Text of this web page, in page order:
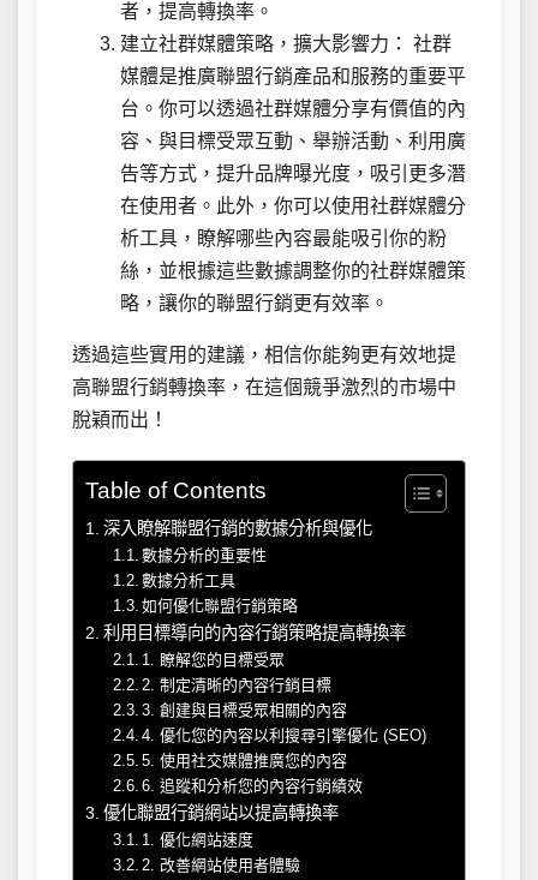
者，提高轉換率。
建立社群媒體策略，擴大影響力： 社群
媒體是推廣聯盟行銷產品和服務的重要平
台。你可以透過社群媒體分享有價值的內
容、與目標受眾互動、舉辦活動、利用廣
告等方式，提升品牌曝光度，吸引更多潛
在使用者。此外，你可以使用社群媒體分
析工具，瞭解哪些內容最能吸引你的粉
絲，並根據這些數據調整你的社群媒體策
略，讓你的聯盟行銷更有效率。
透過這些實用的建議，相信你能夠更有效地提
高聯盟行銷轉換率，在這個競爭激烈的市場中
脫穎而出！
Table of Contents
深入瞭解聯盟行銷的數據分析與優化
數據分析的重要性
數據分析工具
如何優化聯盟行銷策略
利用目標導向的內容行銷策略提高轉換率
1. 瞭解您的目標受眾
2. 制定清晰的內容行銷目標
3. 創建與目標受眾相關的內容
4. 優化您的內容以利搜尋引擎優化 (SEO)
5. 使用社交媒體推廣您的內容
6. 追蹤和分析您的內容行銷績效
優化聯盟行銷網站以提高轉換率
1. 優化網站速度
2. 改善網站使用者體驗